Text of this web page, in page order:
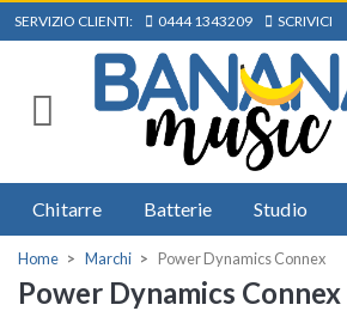
SERVIZIO CLIENTI: 0444 1343209 SCRIVICI
Chitarre Batterie Studio
Home Marchi Power Dynamics Connex
Power Dynamics Connex